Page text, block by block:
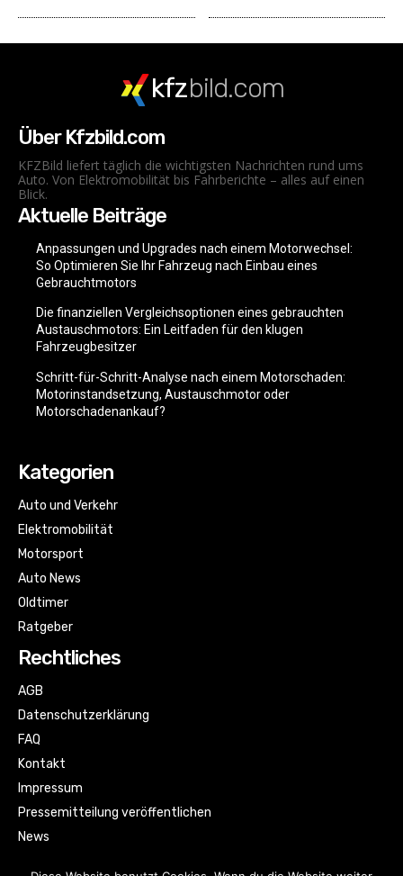
kfzbild.com
Über Kfzbild.com
KFZBild liefert täglich die wichtigsten Nachrichten rund ums
Auto. Von Elektromobilität bis Fahrberichte – alles auf einen
Blick.
Aktuelle Beiträge
Anpassungen und Upgrades nach einem Motorwechsel:
So Optimieren Sie Ihr Fahrzeug nach Einbau eines
Gebrauchtmotors
Die finanziellen Vergleichsoptionen eines gebrauchten
Austauschmotors: Ein Leitfaden für den klugen
Fahrzeugbesitzer
Schritt-für-Schritt-Analyse nach einem Motorschaden:
Motorinstandsetzung, Austauschmotor oder
Motorschadenankauf?
Kategorien
Auto und Verkehr
Elektromobilität
Motorsport
Auto News
Oldtimer
Ratgeber
Rechtliches
AGB
Datenschutzerklärung
FAQ
Kontakt
Impressum
Pressemitteilung veröffentlichen
News